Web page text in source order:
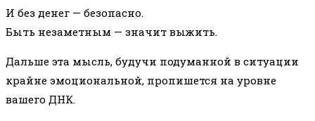
И без денег — безопасно.
Быть незаметным — значит выжить.
Дальше эта мысль, будучи подуманной в ситуации
крайне эмоциональной, пропишется на уровне
вашего ДНК.